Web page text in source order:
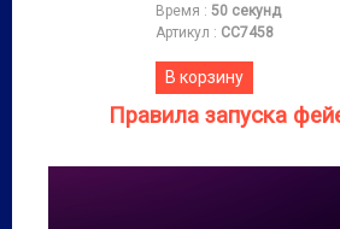
Время : 50 секунд
Артикул : СС7458
В корзину
Правила запуска